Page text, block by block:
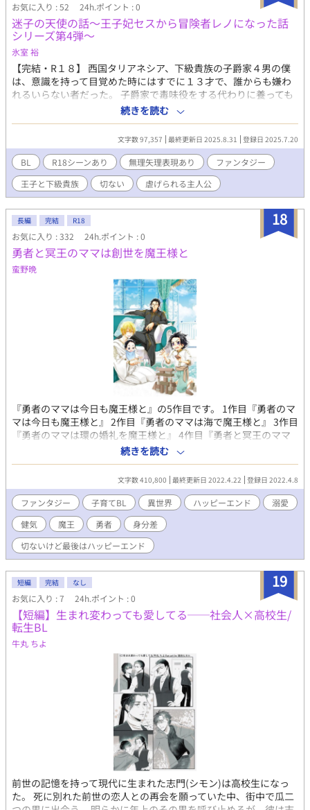
お気に入り : 52 24h.ポイント : 0
迷子の天使の話～王子妃セスから冒険者レノになった話
シリーズ第4弾～
氷室 裕
【完結・R１８】 西国タリアネシア、下級貴族の子爵家４男の僕
は、意識を持って目覚めた時にはすでに１３才で、誰からも嫌わ
れるいらない者だった。 子爵家で毒味役をする代わりに養っても
らっていたある日、王宮に毒味役として家族に売られてしまう。
でもやっぱりそこでも嫌われていて、理由が分からない僕には生
きる希望なんてなかった。せめて早く毒で死ねたらと願っても、
何故か死ぬことが出来なかった。 なぜ嫌われるのか、僕がいった
い何をしてしまったのか。１３歳よりも前の記憶がないのはどう
してなの？ そんな絶望のなかで・・ BL性交/ハイスペ攻め/ノンケ
受け/無自覚受け/無理矢理/アナル/開発/張形/尿道責め/フェラ/淫
語/中出し/ドライオーガズム/快楽堕ち/凌辱/暴力 ・R18には※印
をつけます。上記予定 《お知らせ》 異世界『アンダム』の物語と
いう設定でシリーズものを考えています。 『お話シリーズ』で
す。 本編の『王子妃セスから冒険者レノになった話』に登場する
キャラクターたちが沢山出てきます。シリーズものでお楽しみ頂
けましたら幸いです。 ★シリーズ第１弾（本編） 『王子妃セスか
ら冒険者レノになった話』 ・アンティジェリア王国第３王子レオ
ナルドと薬剤魔法師セスのお話 ★シリーズ第２弾 『大公令息ルシ
オとアイツの話』 ・リティニア王国第３王子ヒューベルトとその
幼なじみで大公家嫡男である側近ルシオの幼少期からともに成長
していくお話 ★シリーズ第３弾 『エルフの恋の話』 ・エルフィン
ド王国王弟の第３王子エルフィードのすれ違い大恋愛のお話 ★シ
リーズ第４弾 『迷子の天使の話』 ・西国タリアネシア王国第２王
子ユージーンと下級貴族の４男ノアのお話 ★シリーズ第５弾 『狼
獣人の幸せ探しの話』 ・狼獣人のレヴィーは９才の時に父親に殺
さられかけ、人間のイオの両親に拾われる。暴力や犯罪に巻き込
まれながら生きる事を諦めた時、アンティジェリア王国第３王子
妃セス(冒険者レノ)と出会い、その仲間たちに心が救われてい
く。一度生き別れたイオとの再会を果たすお話
続きを読む
文字数 97,357 最終更新日 2025.8.31 登録日 2025.7.20
BL R18シーンあり 無理矢理表現あり
ファンタジー
王子と下級貴族
切ない 虐げられる主人公
18
長編 完結 R18
お気に入り : 332 24h.ポイント : 0
勇者と冥王のママは創世を魔王様と
蛮野晩
『勇者のママは今日も魔王様と』の5作目です。 1作目『勇者のマ
マは今日も魔王様と』 2作目『勇者のママは海で魔王様と』 3作目
『勇者のママは環の婚礼を魔王様と』 4作目『勇者と冥王のママ
は今日から魔王様と』 上記4作も公開中です。 魔王ハウストの王
妃になってブレイラは幸せに暮らしていたが、冥界が創世して世
界は四界時代を迎える。しかし冥界創世の混乱は世界中に波及
し、それを収める為に冥王ゼロスを冥界に連れて行くことにな
る。 もちろんまだ赤ん坊のゼロスを一人で行かせるわけはなく、
魔王ハウストと勇者イスラ、親であるブレイラも同行した。 だ
が、四人は混乱と災いに巻き込まれてしまう。 ブレイラはハウス
トに守られて無事だったが、その代償は大きかった。ハウストは
ブレイラと出会う前の先代魔王に叛逆した時代へ戻ってしまった
も、ましてや子ども(勇者と冥王)までいることも受け入れられる
はずがない。ましてやブレイラは人間の男だ。 ブレイラは名ばか
りの王妃となるが、その立場も徐々に蔑ろにされていく。今まで
魔界の城で幸せに暮らせていたのは魔王ハウストの寵愛があって
のものだったのである。 寵愛を失ったブレイラは居場所をなくし
た。それでもハウストの側にいたいと望むが、それは一人よがり
でしかなく……。 途中の展開は辛いですがラストは必ずハッピー
エンドです。シリーズの節目なのでとても大きなハッピーエンド
です。 表紙イラスト@阿部十四さん
続きを読む
文字数 410,800 最終更新日 2022.4.22 登録日 2022.4.8
ファンタジー 子育てBL 異世界 ハッピーエンド
溺愛
健気
魔王 勇者
身分差
切ないけど最後はハッピーエンド
19
短編 完結 なし
お気に入り : 7 24h.ポイント : 0
【短編】生まれ変わっても愛してる──社会人×高校生/
転生BL
牛丸 ちよ
前世の記憶を持って現代に生まれた志門(シモン)は高校生になっ
た。 死に別れた前世の恋人との再会を願っていた中、街中で瓜二